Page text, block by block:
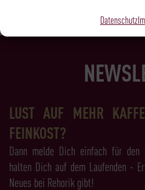
Datenschutz
LUST AUF MEHR
FEINKOST?
Dann melde Dich einfach für
halten Dich auf dem Laufenden -
Neues bei Rehorik gibt!